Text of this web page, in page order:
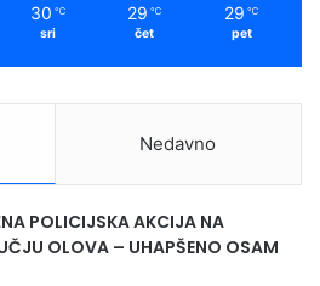
30 ℃
sri
29 ℃
čet
29 ℃
pet
Nedavno
POLICIJSKA AKCIJA NA
OLOVA – UHAPŠENO OSAM